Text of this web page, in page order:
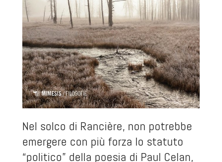
Nel solco di Rancière, non potrebbe
emergere con più forza lo statuto
“politico” della poesia di Paul Celan,